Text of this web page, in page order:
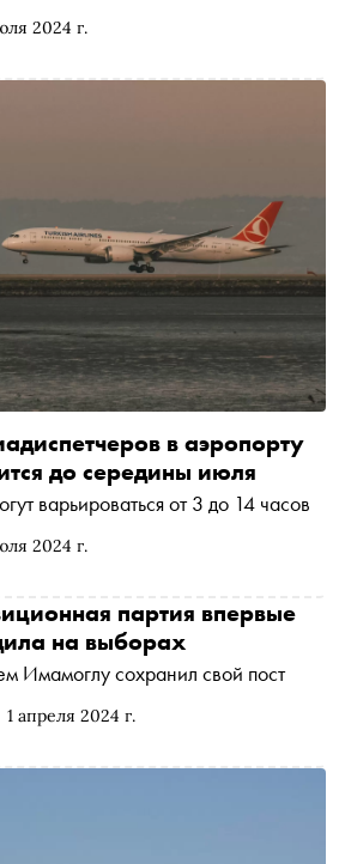
2024 г.
2024 г.
в аэропорту
до середины июля
варьироваться от 3 до 14 часов
1 апреля 2024 г.
партия впервые
на выборах
Имамоглу сохранил свой пост